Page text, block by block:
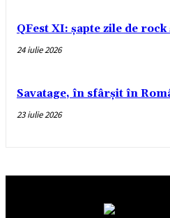
QFest XI: șapte zile de
24 iulie 2026
Savatage, în sfârșit în
23 iulie 2026